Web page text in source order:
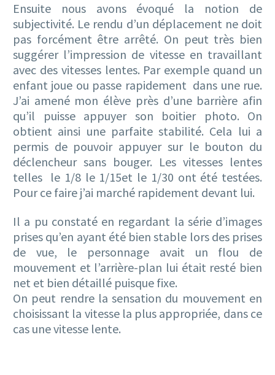
Ensuite nous avons évoqué la notion de
subjectivité. Le rendu d’un déplacement ne doit
pas forcément être arrêté. On peut très bien
suggérer l’impression de vitesse en travaillant
avec des vitesses lentes. Par exemple quand un
enfant joue ou passe rapidement dans une rue.
J’ai amené mon élève près d’une barrière afin
qu’il puisse appuyer son boitier photo. On
obtient ainsi une parfaite stabilité. Cela lui a
permis de pouvoir appuyer sur le bouton du
déclencheur sans bouger. Les vitesses lentes
telles le 1/8 le 1/15et le 1/30 ont été testées.
Pour ce faire j’ai marché rapidement devant lui.
Il a pu constaté en regardant la série d’images
prises qu’en ayant été bien stable lors des prises
de vue, le personnage avait un flou de
mouvement et l’arrière-plan lui était resté bien
net et bien détaillé puisque fixe.
On peut rendre la sensation du mouvement en
choisissant la vitesse la plus appropriée, dans ce
cas une vitesse lente.